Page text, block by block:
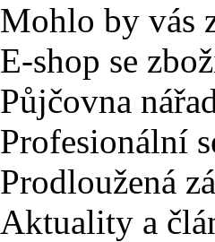
Mohlo by vás
E-shop se
Půjčovna
Profesionální
Prodloužená
Aktuality a